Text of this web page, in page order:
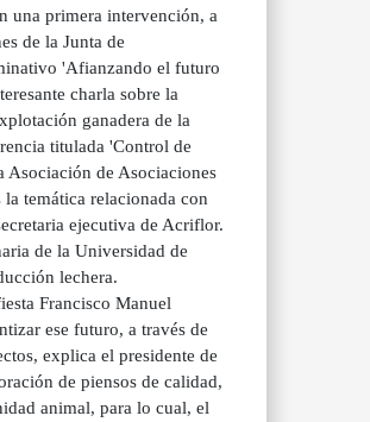
una primera intervención, a
de la Junta de
'Afianzando el futuro
charla sobre la
ganadera de la
titulada 'Control de
Asociación de Asociaciones
temática relacionada con
ejecutiva de Acriflor.
de la Universidad de
lechera.
Francisco Manuel
ese futuro, a través de
explica el presidente de
de piensos de calidad,
animal, para lo cual, el